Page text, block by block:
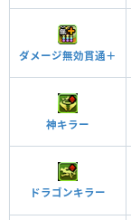
ダメージ無効貫通＋
神キラー
ドラゴンキラー